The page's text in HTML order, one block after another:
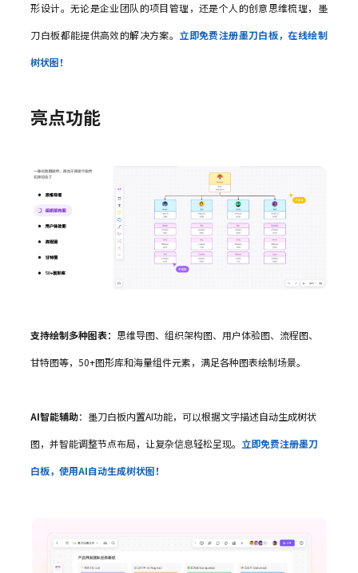
形设计。无论是企业团队的项目管理，还是个人的创意思维梳理，墨
刀白板都能提供高效的解决方案。 立即免费注册墨刀白板，在线绘制
树状图！
亮点功能
支持绘制多种图表： 思维导图、组织架构图、用户体验图、流程图、
甘特图等，50+图形库和海量组件元素，满足各种图表绘制场景。
AI智能辅助：墨刀白板内置AI功能，可以根据文字描述自动生成树状
图，并智能调整节点布局，让复杂信息轻松呈现。 立即免费注册墨刀
白板，使用AI自动生成树状图！